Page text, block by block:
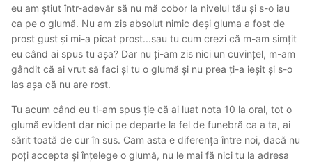
eu am știut într-adevăr să nu mă cobor la nivelul tău și s-o iau
ca pe o glumă. Nu am zis absolut nimic deși gluma a fost de
prost gust și mi-a picat prost...sau tu cum crezi că m-am simțit
eu când ai spus tu așa? Dar nu ți-am zis nici un cuvințel, m-am
gândit că ai vrut să faci și tu o glumă și nu prea ți-a ieșit și s-o
las așa că nu are rost.
Tu acum când eu ti-am spus ție că ai luat nota 10 la oral, tot o
glumă evident dar nici pe departe la fel de funebră ca a ta, ai
sărit toată de cur în sus. Cam asta e diferența între noi, dacă nu
poți accepta și înțelege o glumă, nu le mai fă nici tu la adresa